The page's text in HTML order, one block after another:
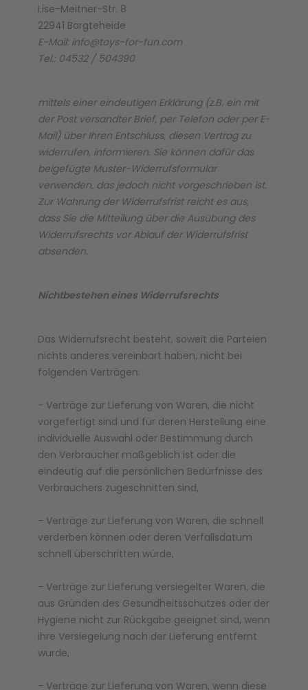
Star Wars™
Super Mario
Technic
Aktion
Seltene Artikel
LEGO® Blumen
Aktion
Cars
Spiel-Ei
Lise-Meitner-Str. 8
22941 Bargteheide
E-Mail: info@toys-for-fun.com
Tel.: 04532 / 504390
mittels einer eindeutigen Erklärung (z.B. ein mit
der Post versandter Brief, per Telefon oder per E-
Mail) über Ihren Entschluss, diesen Vertrag zu
widerrufen, informieren. Sie können dafür das
beigefügte Muster-Widerrufsformular
verwenden, das jedoch nicht vorgeschrieben ist.
Zur Wahrung der Widerrufsfrist reicht es aus,
dass Sie die Mitteilung über die Ausübung des
Widerrufsrechts vor Ablauf der Widerrufsfrist
absenden.
Nichtbestehen eines Widerrufsrechts
Das Widerrufsrecht besteht, soweit die Parteien
nichts anderes vereinbart haben, nicht bei
folgenden Verträgen:
- Verträge zur Lieferung von Waren, die nicht
vorgefertigt sind und für deren Herstellung eine
individuelle Auswahl oder Bestimmung durch
den Verbraucher maßgeblich ist oder die
eindeutig auf die persönlichen Bedürfnisse des
Verbrauchers zugeschnitten sind,
- Verträge zur Lieferung von Waren, die schnell
verderben können oder deren Verfallsdatum
schnell überschritten würde,
- Verträge zur Lieferung versiegelter Waren, die
aus Gründen des Gesundheitsschutzes oder der
Hygiene nicht zur Rückgabe geeignet sind, wenn
ihre Versiegelung nach der Lieferung entfernt
wurde,
- Verträge zur Lieferung von Waren, wenn diese